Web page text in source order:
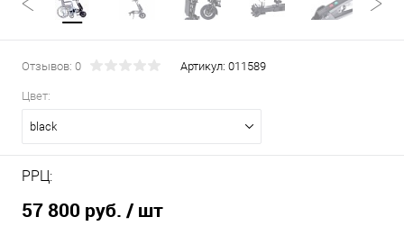
Отзывов: 0 Артикул: 011589
Цвет:
black
РРЦ:
57 800 руб. / шт